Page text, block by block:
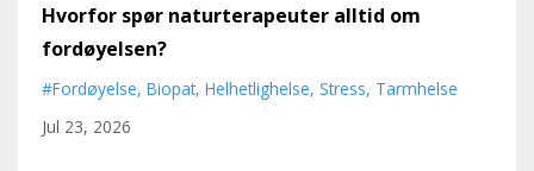
Hvorfor spør naturterapeuter alltid om
fordøyelsen?
#fordøyelse Biopat Helhetlighelse Stress Tarmhelse
Jul 23, 2026